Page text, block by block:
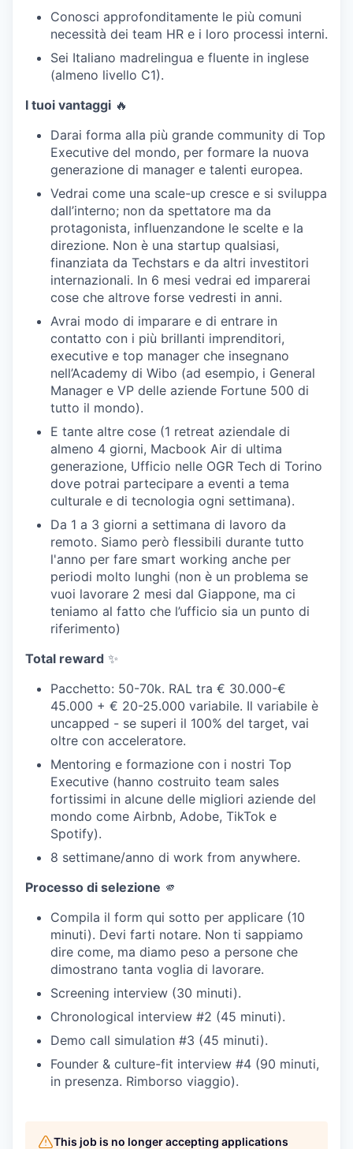
Conosci approfonditamente le più comuni
necessità dei team HR e i loro processi interni.
Sei Italiano madrelingua e fluente in inglese
(almeno livello C1).
I tuoi vantaggi 🔥
Darai forma alla più grande community di Top
Executive del mondo, per formare la nuova
generazione di manager e talenti europea.
Vedrai come una scale-up cresce e si sviluppa
dall’interno; non da spettatore ma da
protagonista, influenzandone le scelte e la
direzione. Non è una startup qualsiasi,
finanziata da Techstars e da altri investitori
internazionali. In 6 mesi vedrai ed imparerai
cose che altrove forse vedresti in anni.
Avrai modo di imparare e di entrare in
contatto con i più brillanti imprenditori,
executive e top manager che insegnano
nell’Academy di Wibo (ad esempio, i General
Manager e VP delle aziende Fortune 500 di
tutto il mondo).
E tante altre cose (1 retreat aziendale di
almeno 4 giorni, Macbook Air di ultima
generazione, Ufficio nelle OGR Tech di Torino
dove potrai partecipare a eventi a tema
culturale e di tecnologia ogni settimana).
Da 1 a 3 giorni a settimana di lavoro da
remoto. Siamo però flessibili durante tutto
l'anno per fare smart working anche per
periodi molto lunghi (non è un problema se
vuoi lavorare 2 mesi dal Giappone, ma ci
teniamo al fatto che l’ufficio sia un punto di
riferimento)
Total reward ✨
Pacchetto: 50-70k. RAL tra € 30.000-€
45.000 + € 20-25.000 variabile. Il variabile è
uncapped - se superi il 100% del target, vai
oltre con acceleratore.
Mentoring e formazione con i nostri Top
Executive (hanno costruito team sales
fortissimi in alcune delle migliori aziende del
mondo come Airbnb, Adobe, TikTok e
Spotify).
8 settimane/anno di work from anywhere.
Processo di selezione 🫵
Compila il form qui sotto per applicare (10
minuti). Devi farti notare. Non ti sappiamo
dire come, ma diamo peso a persone che
dimostrano tanta voglia di lavorare.
Screening interview (30 minuti).
Chronological interview #2 (45 minuti).
Demo call simulation #3 (45 minuti).
Founder & culture-fit interview #4 (90 minuti,
in presenza. Rimborso viaggio).
This job is no longer accepting applications